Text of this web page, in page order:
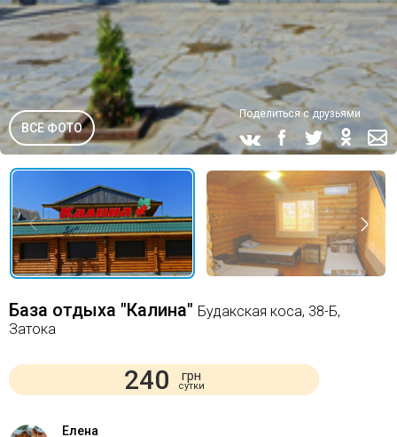
ВСЕ ФОТО
Поделиться с друзьями
База отдыха "Калина" Будакская коса, 38-Б,
Затока
240 грн
сутки
Елена